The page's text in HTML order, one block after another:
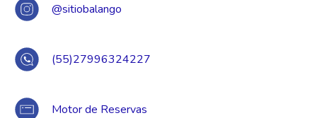
@sitiobalango
(55)27996324227
Motor de Reservas